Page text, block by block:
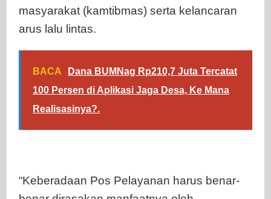
masyarakat (kamtibmas) serta kelancaran
arus lalu lintas.
BACA
Dana BUMNag Rp210,7 Juta Tercatat
100 Persen di Aplikasi Jaga Desa, Ke Mana
Realisasinya?.
“Keberadaan Pos Pelayanan harus benar-